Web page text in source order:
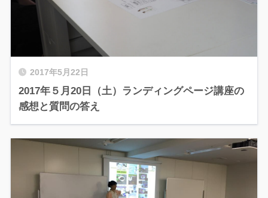
2017年5月22日
2017年５月20日（土）ランディングページ講座の
感想と質問の答え